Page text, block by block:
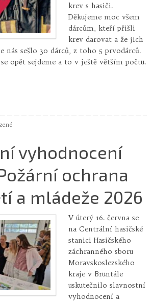
krev s hasiči.
Děkujeme moc všem
dárcům, kteří přišli
krev darovat a že jich
nás sešlo 30 dárců, z toho 5 prvodárců.
opět sejdeme a to v ještě větším počtu.
vyhodnocení
ochrana
a mládeže 2026
V úterý 16. června se
na Centrální hasičské
stanici Hasičského
záchranného sboru
Moravskoslezského
kraje v Bruntále
uskutečnilo slavnostní
vyhodnocení a